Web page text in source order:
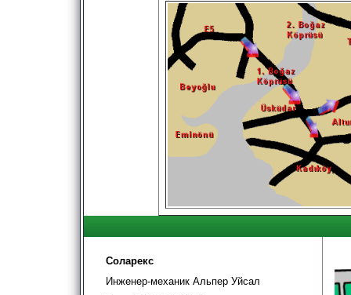
Соларекс
Инженер-механик Альпер Уйсал